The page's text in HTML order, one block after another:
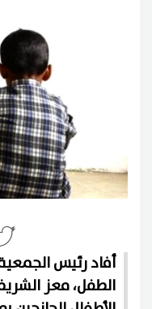
أفاد رئيس
الطفل، معز